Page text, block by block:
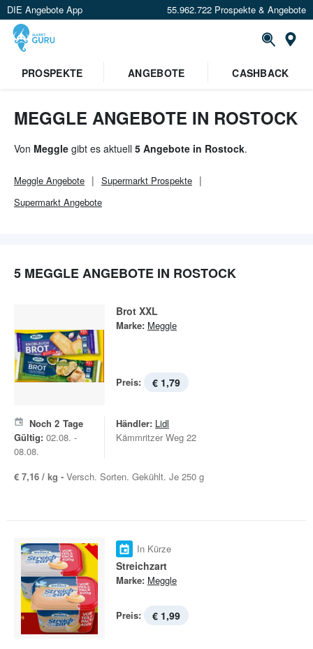
DIE Angebote App 55.962.722 Prospekte & Angebote
PROSPEKTE ANGEBOTE CASHBACK
MEGGLE ANGEBOTE IN ROSTOCK
Von Meggle gibt es aktuell 5 Angebote in Rostock.
Meggle Angebote Supermarkt Prospekte
Supermarkt Angebote
5 MEGGLE ANGEBOTE IN ROSTOCK
Brot XXL
Marke: Meggle
Preis: € 1,79
Noch 2 Tage
Gültig: 02.08. -
08.08.
Händler: Lidl
Kämmritzer Weg 22
€ 7,16 / kg - Versch. Sorten. Gekühlt. Je 250 g
In Kürze
Streichzart
Marke: Meggle
Preis: € 1,99